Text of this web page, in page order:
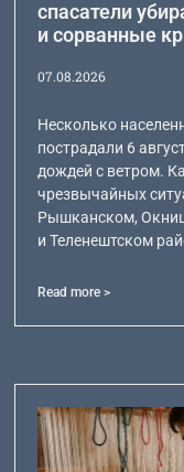
спасатели
и сорванные
07.08.2026
Несколько
пострадали 6
дождей с ветром.
чрезвычайных
Рышканском,
и Теленештском
Read more >